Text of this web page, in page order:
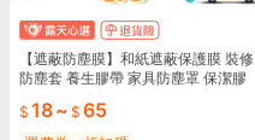
【遮蔽防塵膜】和紙遮蔽保護膜 裝修
防塵套 養生膠帶 家具防塵罩 保潔膠
18~ 65